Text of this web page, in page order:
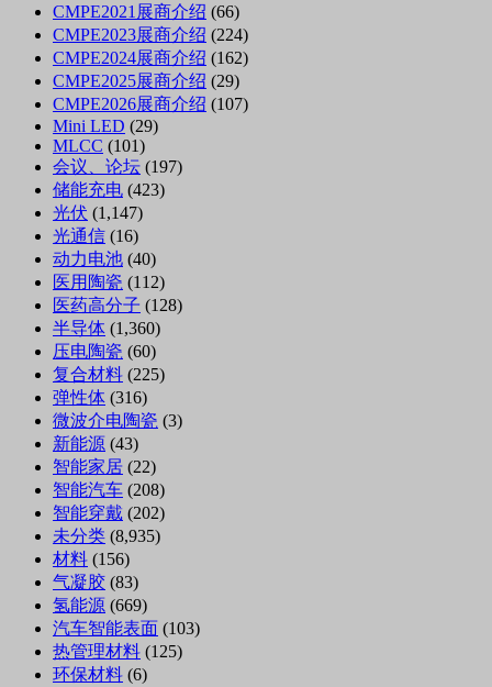
CMPE2021展商介绍 (66)
CMPE2023展商介绍 (224)
CMPE2024展商介绍 (162)
CMPE2025展商介绍 (29)
CMPE2026展商介绍 (107)
Mini LED (29)
MLCC (101)
会议、论坛 (197)
储能充电 (423)
光伏 (1,147)
光通信 (16)
动力电池 (40)
医用陶瓷 (112)
医药高分子 (128)
半导体 (1,360)
压电陶瓷 (60)
复合材料 (225)
弹性体 (316)
微波介电陶瓷 (3)
新能源 (43)
智能家居 (22)
智能汽车 (208)
智能穿戴 (202)
未分类 (8,935)
材料 (156)
气凝胶 (83)
氢能源 (669)
汽车智能表面 (103)
热管理材料 (125)
环保材料 (6)